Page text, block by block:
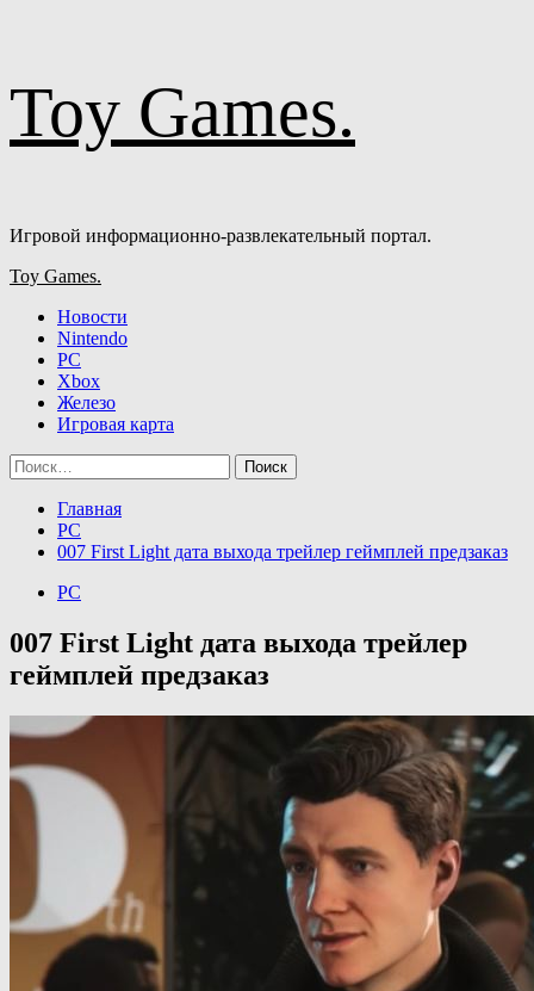
к
содержимому
Toy Games.
Игровой информационно-развлекательный портал.
Основное
Toy Games.
Новости
Nintendo
PC
Xbox
Железо
Игровая карта
Найти:
Главная
PC
007 First Light дата выхода трейлер геймплей предзаказ
PC
007 First Light дата выхода трейлер
геймплей предзаказ